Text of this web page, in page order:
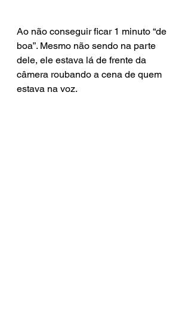
Ao não conseguir ficar 1 minuto “de
boa”. Mesmo não sendo na parte
dele, ele estava lá de frente da
câmera roubando a cena de quem
estava na voz.